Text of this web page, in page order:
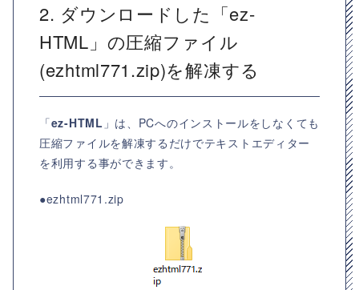
2. ダウンロードした「ez-
HTML」の圧縮ファイル
(ezhtml771.zip)を解凍する
「ez-HTML 」は、PCへのインストールをしなくても
圧縮ファイルを解凍するだけでテキストエディター
を利用する事ができます。
●ezhtml771.zip